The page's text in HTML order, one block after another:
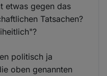
etwas gegen das
Tatsachen?
politisch ja
oben genannten